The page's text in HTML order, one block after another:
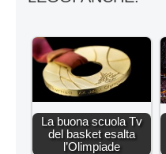
La buona scuola Tv
del basket esalta
l’Olimpiade